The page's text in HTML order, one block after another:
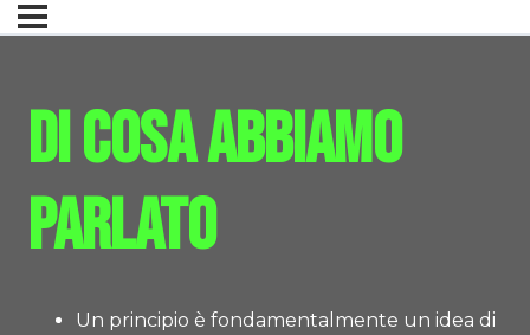
Di cosa abbiamo
parlato
Un principio è fondamentalmente un idea di